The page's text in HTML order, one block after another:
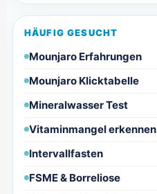
HÄUFIG GESUCHT
Mounjaro Erfahrungen
Mounjaro Klicktabelle
Mineralwasser Test
Vitaminmangel erkennen
Intervallfasten
FSME & Borreliose